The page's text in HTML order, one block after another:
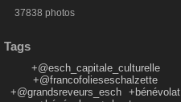
37838 photos
Tags
+@esch_capitale_culturelle
+@francofolieseschalzette
+@grandsreveurs_esch
+bénévolat